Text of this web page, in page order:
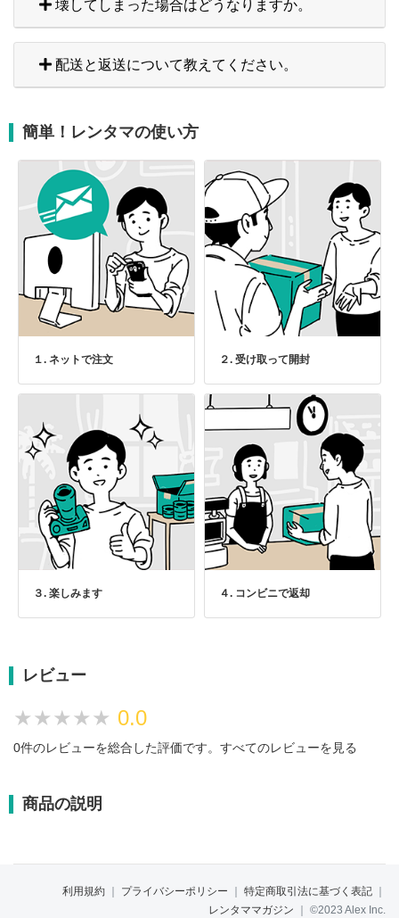
壊してしまった場合はどうなりますか。
配送と返送について教えてください。
簡単！レンタマの使い方
１. ネットで注文 ２. 受け取って開封
３. 楽しみます ４. コンビニで返却
レビュー
★★★★★
★★★★★ 0.0
0件のレビューを総合した評価です。 すべてのレビューを見る
商品の説明
利用規約 プライバシーポリシー 特定商取引法に基づく表記
レンタママガジン
©2023 Alex Inc.